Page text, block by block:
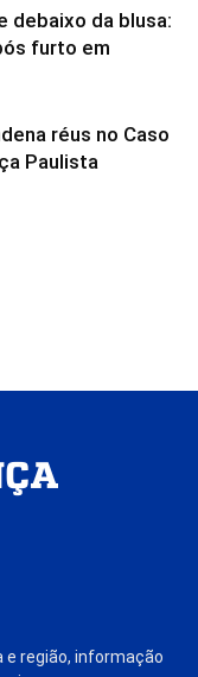
debaixo da blusa:
furto em
réus no Caso
Paulista
e região, informação